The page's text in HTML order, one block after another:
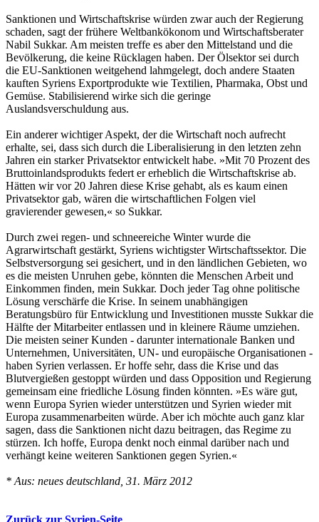
Sanktionen und Wirtschaftskrise würden zwar auch der Regierung
schaden, sagt der frühere Weltbankökonom und Wirtschaftsberater
Nabil Sukkar. Am meisten treffe es aber den Mittelstand und die
Bevölkerung, die keine Rücklagen haben. Der Ölsektor sei durch
die EU-Sanktionen weitgehend lahmgelegt, doch andere Staaten
kauften Syriens Exportprodukte wie Textilien, Pharmaka, Obst und
Gemüse. Stabilisierend wirke sich die geringe
Auslandsverschuldung aus.
Ein anderer wichtiger Aspekt, der die Wirtschaft noch aufrecht
erhalte, sei, dass sich durch die Liberalisierung in den letzten zehn
Jahren ein starker Privatsektor entwickelt habe. »Mit 70 Prozent des
Bruttoinlandsprodukts federt er erheblich die Wirtschaftskrise ab.
Hätten wir vor 20 Jahren diese Krise gehabt, als es kaum einen
Privatsektor gab, wären die wirtschaftlichen Folgen viel
gravierender gewesen,« so Sukkar.
Durch zwei regen- und schneereiche Winter wurde die
Agrarwirtschaft gestärkt, Syriens wichtigster Wirtschaftssektor. Die
Selbstversorgung sei gesichert, und in den ländlichen Gebieten, wo
es die meisten Unruhen gebe, könnten die Menschen Arbeit und
Einkommen finden, mein Sukkar. Doch jeder Tag ohne politische
Lösung verschärfe die Krise. In seinem unabhängigen
Beratungsbüro für Entwicklung und Investitionen musste Sukkar die
Hälfte der Mitarbeiter entlassen und in kleinere Räume umziehen.
Die meisten seiner Kunden - darunter internationale Banken und
Unternehmen, Universitäten, UN- und europäische Organisationen -
haben Syrien verlassen. Er hoffe sehr, dass die Krise und das
Blutvergießen gestoppt würden und dass Opposition und Regierung
gemeinsam eine friedliche Lösung finden könnten. »Es wäre gut,
wenn Europa Syrien wieder unterstützen und Syrien wieder mit
Europa zusammenarbeiten würde. Aber ich möchte auch ganz klar
sagen, dass die Sanktionen nicht dazu beitragen, das Regime zu
stürzen. Ich hoffe, Europa denkt noch einmal darüber nach und
verhängt keine weiteren Sanktionen gegen Syrien.«
* Aus: neues deutschland, 31. März 2012
Zurück zur Syrien-Seite